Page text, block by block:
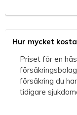
Hur mycket
Priset för en
försäkring du
tidigare